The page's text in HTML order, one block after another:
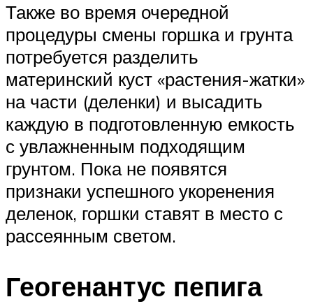
Также во время очередной
процедуры смены горшка и грунта
потребуется разделить
материнский куст «растения-жатки»
на части (деленки) и высадить
каждую в подготовленную емкость
с увлажненным подходящим
грунтом. Пока не появятся
признаки успешного укоренения
деленок, горшки ставят в место с
рассеянным светом.
Геогенантус пепига